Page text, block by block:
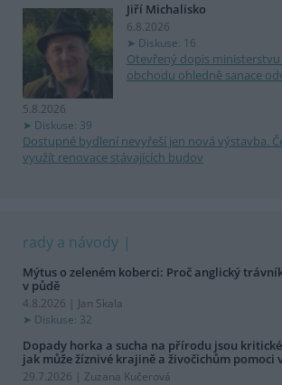
Jiří Michalisko
6.8.2026
Diskuse: 16
Otevřený dopis
obchodu ohledně sanace
5.8.2026
Diskuse: 39
Dostupné bydlení nevyřeší jen nová výstavba.
využít renovace stávajících budov
rady a návody
Mýtus o zeleném koberci: Proč anglický
v půdě
4.8.2026 | Jan Skala
Diskuse: 32
Dopady horka a sucha na přírodu jsou
jak může žíznivé krajině a živočichům pomoci
29.7.2026 | Zuzana Kučerová